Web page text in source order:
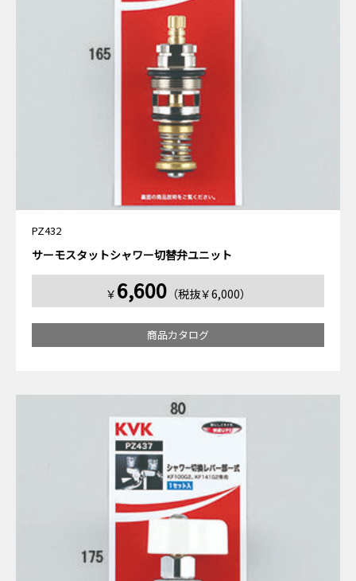
PZ432
サーモスタットシャワー切替弁ユニット
￥ 6,600（税抜￥6,000）
商品カタログ